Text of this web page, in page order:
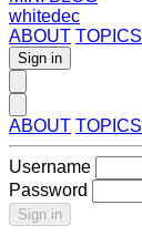
whitedec
ABOUT TOPICS
Sign in
ABOUT TOPICS
Username
Password
Sign in